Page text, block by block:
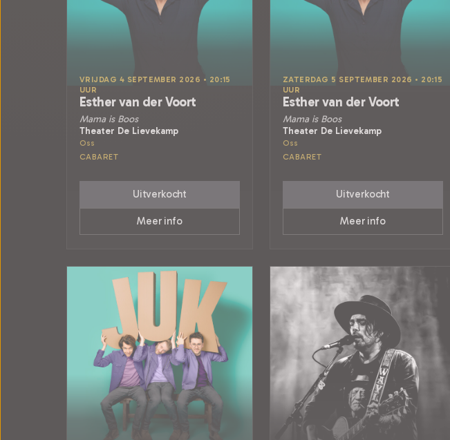
VRIJDAG 4 SEPTEMBER 2026 • 20:15
UUR
Esther van der Voort
Mama is Boos
Theater De Lievekamp
Oss
CABARET
Uitverkocht
Meer info
ZATERDAG 5 SEPTEMBER 2026 • 20:15
UUR
Esther van der Voort
Mama is Boos
Theater De Lievekamp
Oss
CABARET
Uitverkocht
Meer info